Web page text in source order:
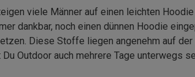
viele Männer auf einen leichten
dankbar, noch einen dünnen Hoodie
Diese Stoffe liegen angenehm auf der
Outdoor auch mehrere Tage unterwegs